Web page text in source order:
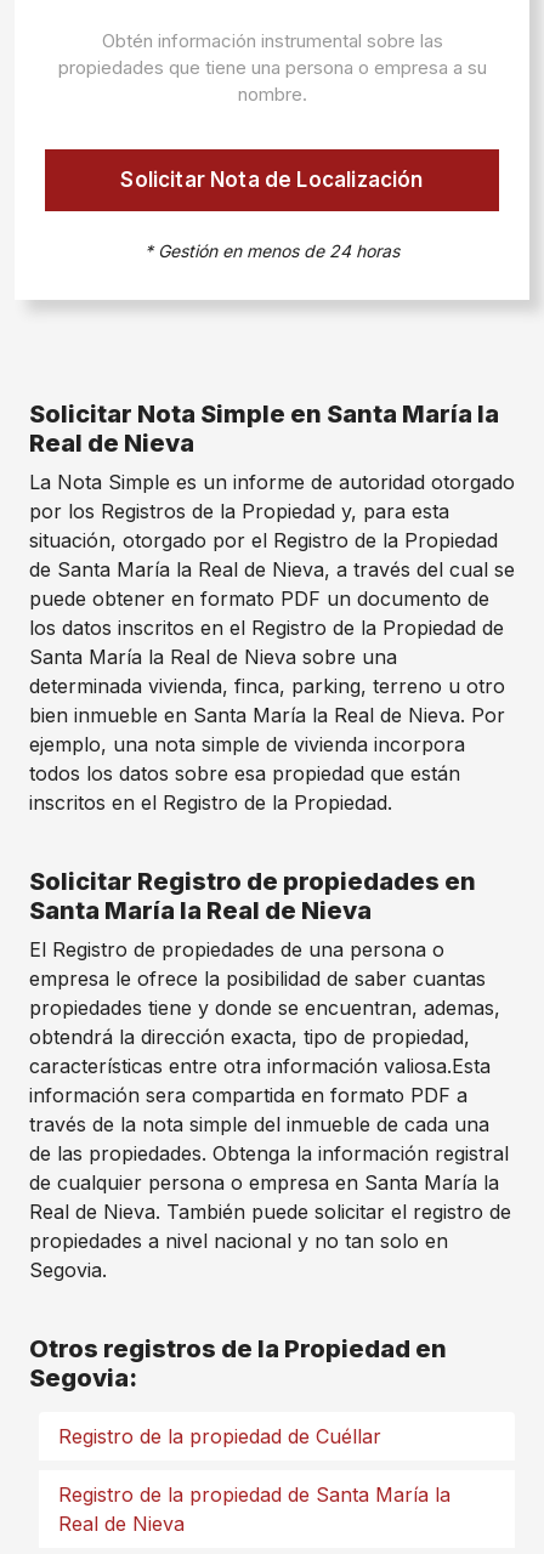
Obtén información instrumental sobre las
propiedades que tiene una persona o empresa a su
nombre.
Solicitar Nota de Localización
* Gestión en menos de 24 horas
Solicitar Nota Simple en Santa María la
Real de Nieva
La Nota Simple es un informe de autoridad otorgado
por los Registros de la Propiedad y, para esta
situación, otorgado por el Registro de la Propiedad
de Santa María la Real de Nieva, a través del cual se
puede obtener en formato PDF un documento de
los datos inscritos en el Registro de la Propiedad de
Santa María la Real de Nieva sobre una
determinada vivienda, finca, parking, terreno u otro
bien inmueble en Santa María la Real de Nieva. Por
ejemplo, una nota simple de vivienda incorpora
todos los datos sobre esa propiedad que están
inscritos en el Registro de la Propiedad.
Solicitar Registro de propiedades en
Santa María la Real de Nieva
El Registro de propiedades de una persona o
empresa le ofrece la posibilidad de saber cuantas
propiedades tiene y donde se encuentran, ademas,
obtendrá la dirección exacta, tipo de propiedad,
características entre otra información valiosa.Esta
información sera compartida en formato PDF a
través de la nota simple del inmueble de cada una
de las propiedades. Obtenga la información registral
de cualquier persona o empresa en Santa María la
Real de Nieva. También puede solicitar el registro de
propiedades a nivel nacional y no tan solo en
Segovia.
Otros registros de la Propiedad en
Segovia:
Registro de la propiedad de Cuéllar
Registro de la propiedad de Santa María la
Real de Nieva